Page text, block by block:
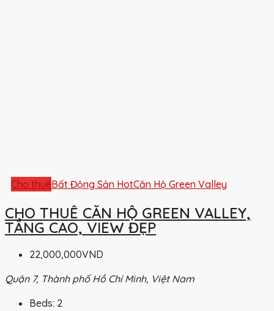
Cho thuêBất Động Sản HotCăn Hộ Green Valley
CHO THUÊ CĂN HỘ GREEN VALLEY,
TẦNG CAO, VIEW ĐẸP
22,000,000VND
Quận 7, Thành phố Hồ Chí Minh, Việt Nam
Beds: 2